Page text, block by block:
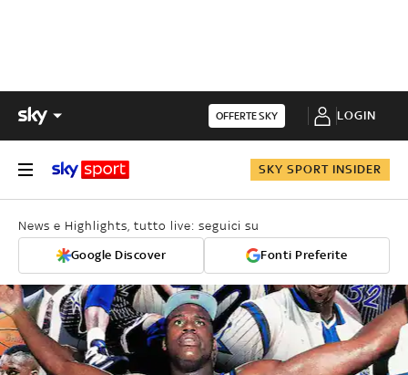
OFFERTE SKY LOGIN
SKY SPORT INSIDER
News e Highlights, tutto live: seguici su
Google Discover Fonti Preferite